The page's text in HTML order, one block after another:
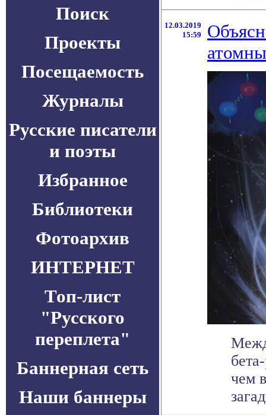
Поиск
Проекты
Посещаемость
Журналы
Русские писатели
и поэты
Избранное
Библиотеки
Фотоархив
ИНТЕРНЕТ
Топ-лист
"Русского
переплета"
Баннерная сеть
Наши баннеры
12.03.2019
15:59
чем